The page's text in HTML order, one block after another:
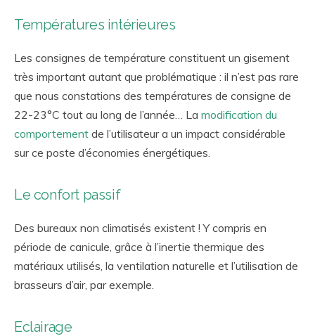
Températures intérieures
Les consignes de température constituent un gisement
très important autant que problématique : il n’est pas rare
que nous constations des températures de consigne de
22-23°C tout au long de l’année… La modification du
comportement de l’utilisateur a un impact considérable
sur ce poste d’économies énergétiques.
Le confort passif
Des bureaux non climatisés existent ! Y compris en
période de canicule, grâce à l’inertie thermique des
matériaux utilisés, la ventilation naturelle et l’utilisation de
brasseurs d’air, par exemple.
Eclairage